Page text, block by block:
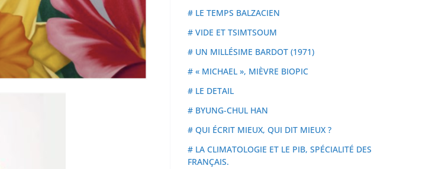
# LE TEMPS BALZACIEN
# VIDE ET TSIMTSOUM
# UN MILLÉSIME BARDOT (1971)
# « MICHAEL », MIÈVRE BIOPIC
# LE DETAIL
# BYUNG-CHUL HAN
# QUI ÉCRIT MIEUX, QUI DIT MIEUX ?
# LA CLIMATOLOGIE ET LE PIB, SPÉCIALITÉ DES
FRANÇAIS.